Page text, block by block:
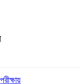
পরীক্ষায়